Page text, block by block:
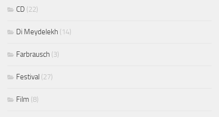
CD (22)
Di Meydelekh (14)
Farbrausch (3)
Festival (27)
Film (8)